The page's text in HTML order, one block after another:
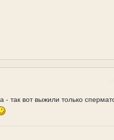
так вот выжили только